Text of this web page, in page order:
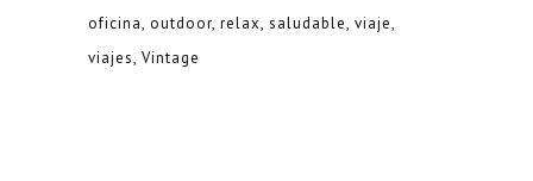
oficina outdoor relax saludable viaje
viajes Vintage